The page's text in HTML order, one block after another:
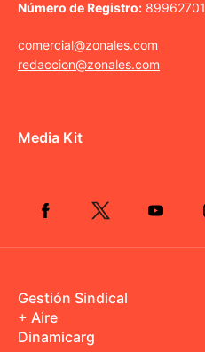
Número de Registro: 89962701
comercial@zonales.com
redaccion@zonales.com
Media Kit
Gestión Sindical
+ Aire
Dinamicarg